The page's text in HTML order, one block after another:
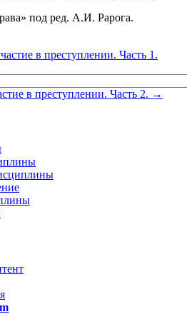
под ред. А.И. Рарога.
в преступлении. Часть 1.
в преступлении. Часть 2. →